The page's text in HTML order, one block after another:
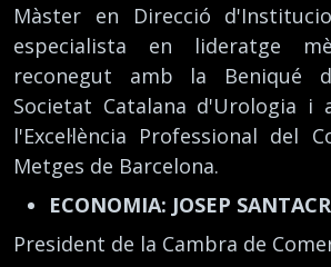
Màster en Direcció
especialista en lideratge
reconegut amb la Beniqué
Societat Catalana d'Urologia i
l'Excel·lència Professional del
Metges de Barcelona.
ECONOMIA: JOSEP
President de la Cambra de